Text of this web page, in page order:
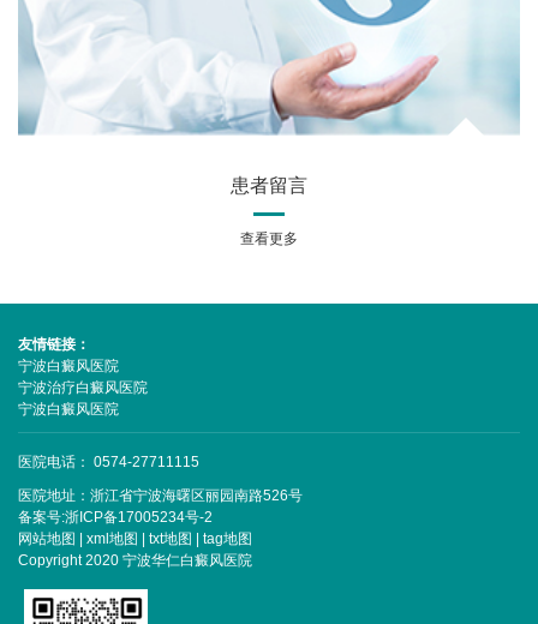
患者留言
查看更多
友情链接：
宁波白癜风医院
宁波治疗白癜风医院
宁波白癜风医院
医院电话： 0574-27711115
医院地址：浙江省宁波海曙区丽园南路526号
备案号:浙ICP备17005234号-2
网站地图
xml地图 txt地图
tag地图
Copyright 2020 宁波华仁白癜风医院